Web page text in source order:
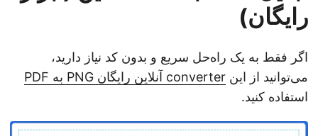
رایگان)
اگر فقط به یک راه‌حل سریع و بدون کد نیاز دارید،
می‌توانید از اینconverter آنلاین رایگان PNG به PDF
استفاده کنید.